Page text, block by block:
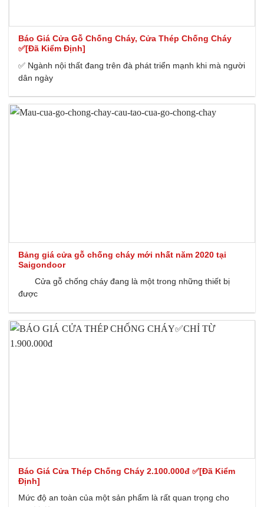
Báo Giá Cửa Gỗ Chống Cháy, Cửa Thép Chống Cháy
✅[Đã Kiểm Định]
✅ Ngành nội thất đang trên đà phát triển mạnh khi mà người
dân ngày
Bảng giá cửa gỗ chống cháy mới nhất năm 2020 tại
Saigondoor
Cửa gỗ chống cháy đang là một trong những thiết bị
được
Báo Giá Cửa Thép Chống Cháy 2.100.000đ ✅[Đã Kiểm
Định]
Mức độ an toàn của một sản phẩm là rất quan trọng cho